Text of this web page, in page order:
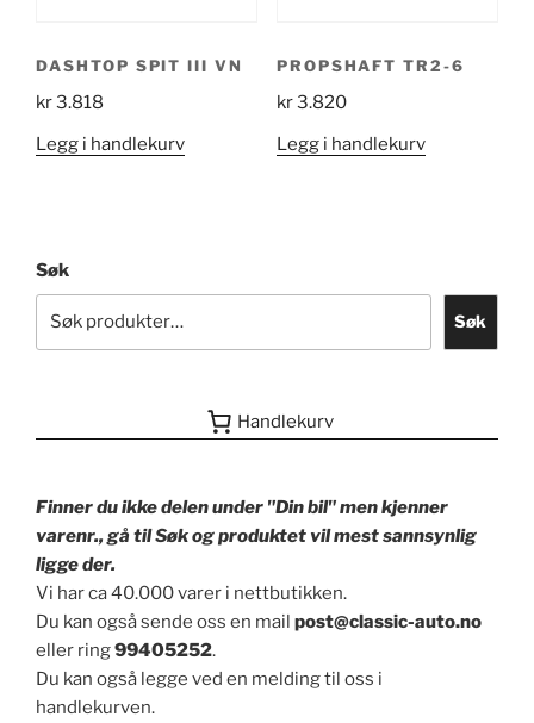
DASHTOP SPIT III VN
kr3.818
Legg i handlekurv
PROPSHAFT TR2-6
kr3.820
Legg i handlekurv
Søk
Søk
Handlekurv
Finner du ikke delen under "Din bil" men kjenner
varenr., gå til Søk og produktet vil mest sannsynlig
ligge der.
Vi har ca 40.000 varer i nettbutikken.
Du kan også sende oss en mail post@classic-auto.no
eller ring99405252.
Du kan også legge ved en melding til oss i
handlekurven.